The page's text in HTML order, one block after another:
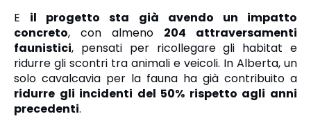
E il progetto sta già avendo un impatto
concreto, con almeno 204 attraversamenti
faunistici, pensati per ricollegare gli habitat e
ridurre gli scontri tra animali e veicoli. In Alberta, un
solo cavalcavia per la fauna ha già contribuito a
ridurre gli incidenti del 50% rispetto agli anni
precedenti.